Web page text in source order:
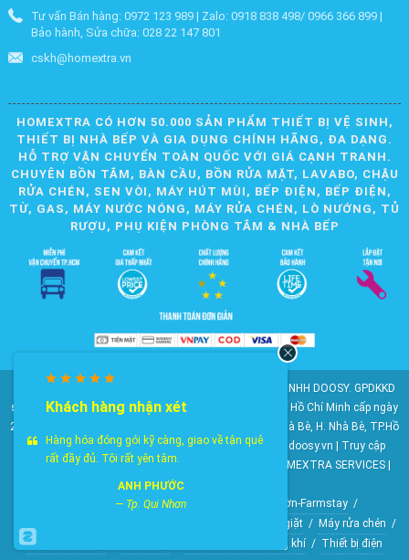
Tư vấn Bán hàng: 0972 123 989 | Zalo: 0918 838 498/ 0966 366 899 |
Bảo hành, Sửa chữa: 028 22 147 801
cskh@homextra.vn
HOMEXTRA CÓ HƠN 50.000 SẢN PHẨM THIẾT BỊ VỆ SINH,
THIẾT BỊ NHÀ BẾP VÀ GIA DỤNG CHÍNH HÃNG, ĐA DẠNG.
HỖ TRỢ VẬN CHUYỂN TOÀN QUỐC VỚI GIÁ CẠNH TRANH.
CHUYÊN BỒN TẮM, BÀN CẦU, BỒN RỬA MẶT, LAVABO, CHẬU
RỬA CHÉN, SEN VÒI, MÁY HÚT MÙI, BẾP ĐIỆN, BẾP ĐIỆN,
TỪ, GAS, MÁY NƯỚC NÓNG, MÁY RỬA CHÉN, LÒ NƯỚNG, TỦ
RƯỢU, PHỤ KIỆN PHÒNG TẮM & NHÀ BẾP
© 2010-2025 Bản quyền nội dung thuộc về CÔNG TY TNHH DOOSY. GPDKKD
số: 0311.807.893 do Sở Kế hoạch và Đầu tư Thành phố Hồ Chí Minh cấp ngày
28/05/2012. Địa chỉ: 2023 Huỳnh Tấn Phát, KP6, TT. Nhà Bè, H. Nhà Bè, TP.Hồ
Chí Minh. Điện thoại: 028 22 147 801. Email: doosy@doosy.vn | Truy cập
website cùng công ty:Trang Dịch Vụ Khách Hàng
- HOMEXTRA SERVICES |
Công ty TNHH DOOSY
HomeXtra Basics / Gói Combo Mộc-Nhà vườn-Farmstay /
Vòi hồ-Vòi máy giặt / Máy rửa chén /
Máy nước nóng
Quạt điều hòa không khí / Thiết bị điện
Khách hàng nhận xét
Hàng hóa đóng gói kỹ càng, giao về tận quê
rất đầy đủ. Tôi rất yên tâm.
ANH PHƯỚC
— Tp. Qui Nhơn